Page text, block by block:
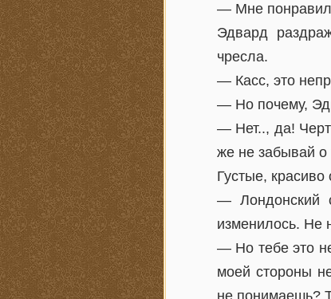
— Мне
Эдвард
чресла.
— Касс, это
— Но почему,
— Нет.., да!
же не забывай
Густые,
— Лондонский
изменилось. Не
— Но тебе это
моей стороны
не понимаешь?